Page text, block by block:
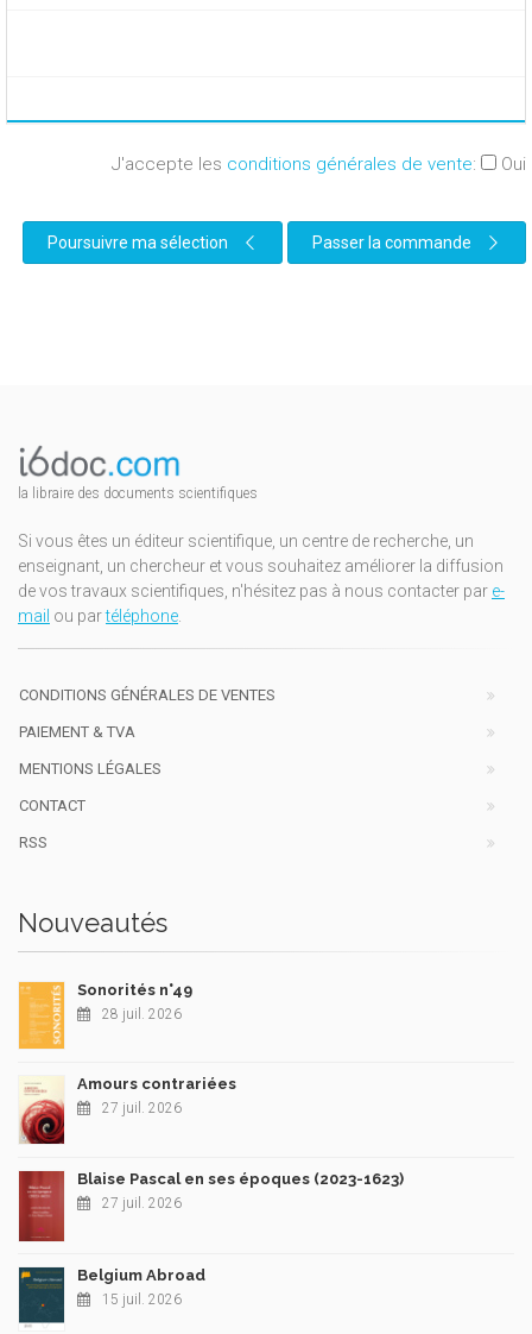
J'accepte les conditions générales de vente: Oui
Poursuivre ma sélection Passer la commande
la libraire des documents scientifiques
Si vous êtes un éditeur scientifique, un centre de recherche, un
enseignant, un chercheur et vous souhaitez améliorer la diffusion
de vos travaux scientifiques, n'hésitez pas à nous contacter par e-
mail ou partéléphone.
CONDITIONS GÉNÉRALES DE VENTES
PAIEMENT & TVA
MENTIONS LÉGALES
CONTACT
RSS
Nouveautés
Sonorités n°49
28 juil. 2026
Amours contrariées
27 juil. 2026
Blaise Pascal en ses époques (2023-1623)
27 juil. 2026
Belgium Abroad
15 juil. 2026